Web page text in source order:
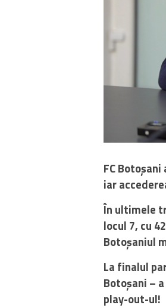
FC
iar
În ultimele
locul 7, cu
Botoșaniul
La finalul
Botoșani –
play-out-ul!